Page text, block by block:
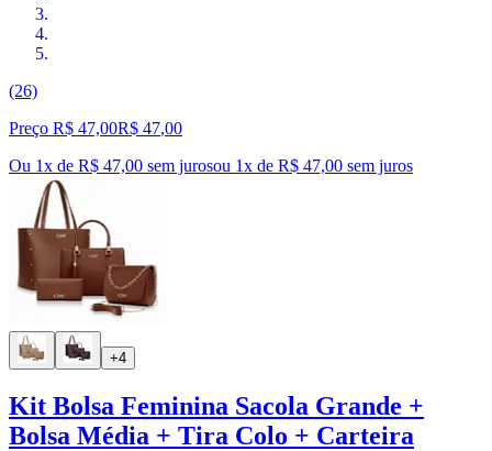
(26)
Preço R$ 47,00R$ 47,00
Ou 1x de R$ 47,00 sem jurosou 1x de R$ 47,00 sem juros
+4
Kit Bolsa Feminina Sacola Grande +
Bolsa Média + Tira Colo + Carteira